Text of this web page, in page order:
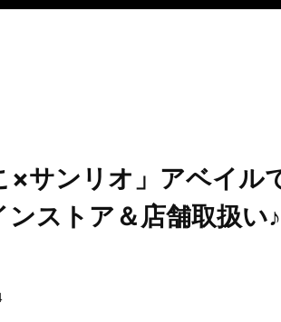
×サンリオ」アベイル
ストア＆店舗取扱い♪